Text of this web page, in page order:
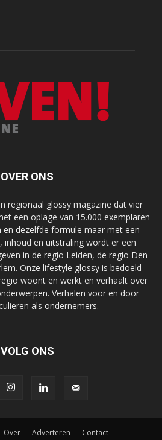
OVER ONS
regionaal glossy magazine dat vier
een oplage van 15.000 exemplaren
en dezelfde formule maar met een
inhoud en uitstraling wordt er een
in de regio Leiden, de regio Den
Onze lifestyle glossy is bedoeld
woont en werkt en verhaalt over
Verhalen voor en door
als ondernemers.
VOLG ONS
Over Adverteren Contact